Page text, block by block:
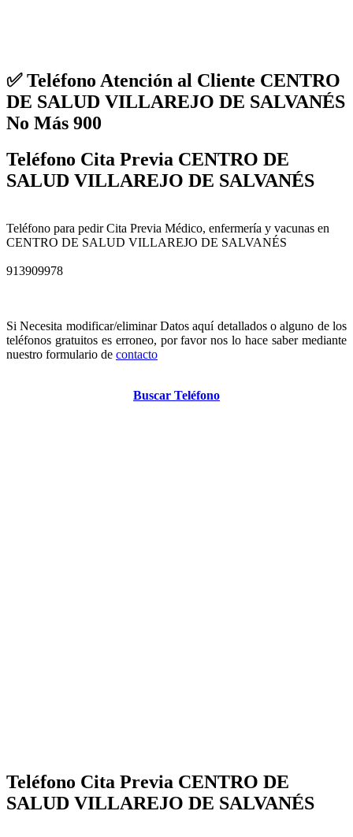
✅ Teléfono Atención al Cliente CENTRO
DE SALUD VILLAREJO DE SALVANÉS
No Más 900
Teléfono Cita Previa CENTRO DE
SALUD VILLAREJO DE SALVANÉS
Teléfono para pedir Cita Previa Médico, enfermería y vacunas en
CENTRO DE SALUD VILLAREJO DE SALVANÉS
913909978
Si Necesita modificar/eliminar Datos aquí detallados o alguno de los
teléfonos gratuitos es erroneo, por favor nos lo hace saber mediante
nuestro formulario de contacto
Buscar Teléfono
Teléfono Cita Previa CENTRO DE
SALUD VILLAREJO DE SALVANÉS